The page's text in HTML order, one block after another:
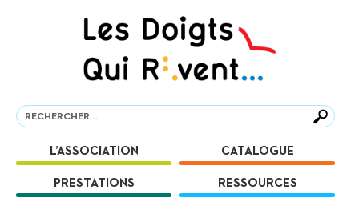
Recherche
Recherche
L’ASSOCIATION CATALOGUE
PRESTATIONS RESSOURCES